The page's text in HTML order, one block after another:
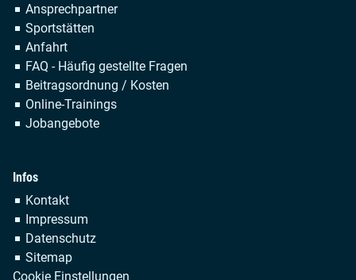
überspringen
Ansprechpartner
Sportstätten
Anfahrt
FAQ - Häufig gestellte Fragen
Beitragsordnung / Kosten
Online-Trainings
Jobangebote
Infos
Navigation
überspringen
Kontakt
Impressum
Datenschutz
Sitemap
Cookie Einstellungen